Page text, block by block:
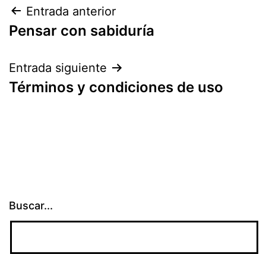
Navegación
de
entradas
Entrada anterior
Pensar con sabiduría
Entrada siguiente
Términos y condiciones de uso
Buscar...